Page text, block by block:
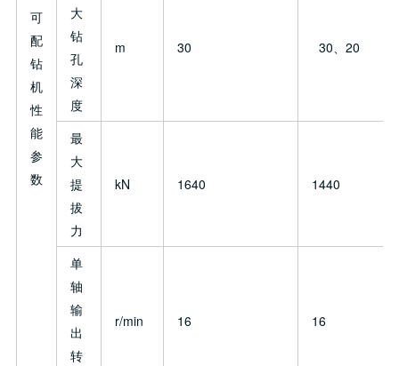
可
配
钻
机
性
能
参
数
大
钻
孔
深
度
m 30 30、20
最
大
提
拔
力
kN 1640 1440
单
轴
输
出
转
r/min 16 16